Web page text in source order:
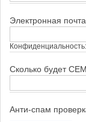
Электронная
Cкoлькo будeт
Анти-спам